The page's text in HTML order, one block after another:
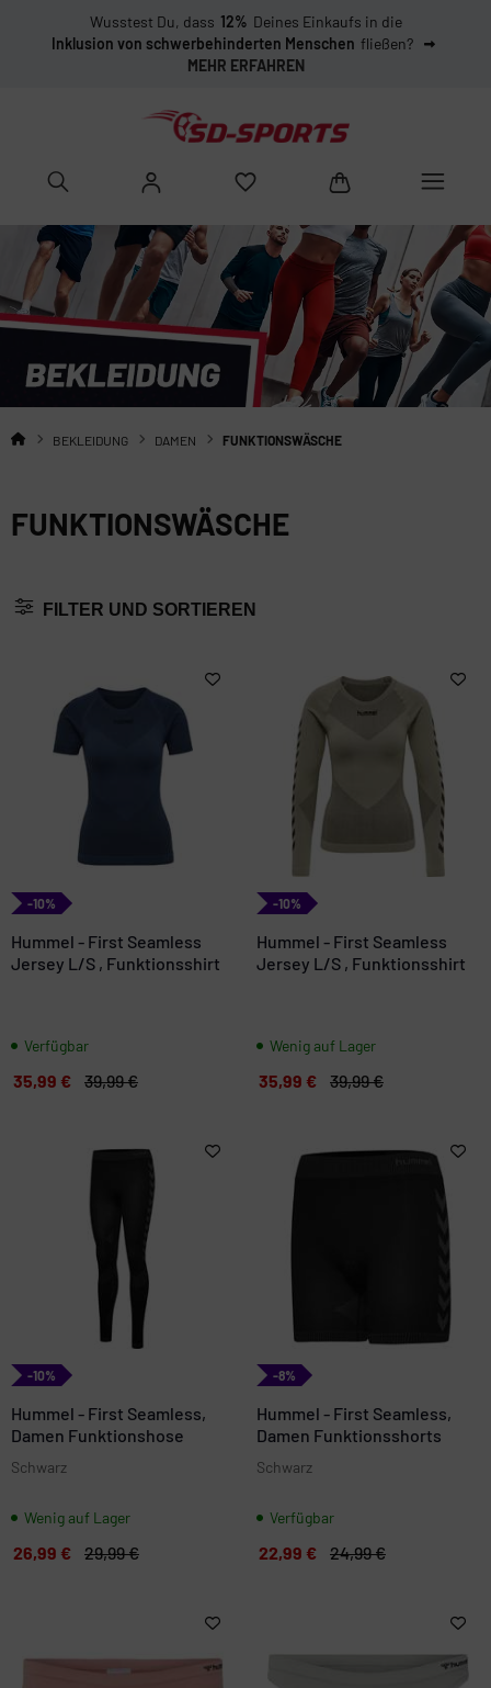
Wusstest Du, dass 12% Deines Einkaufs in die
Inklusion von schwerbehinderten Menschen fließen?
MEHR ERFAHREN
BEKLEIDUNG DAMEN FUNKTIONSWÄSCHE
FUNKTIONSWÄSCHE
FILTER UND SORTIEREN
-10%
Hummel - First Seamless
Jersey L/S , Funktionsshirt
Verfügbar
35,99 € 39,99 €
-10%
Hummel - First Seamless
Jersey L/S , Funktionsshirt
Wenig auf Lager
35,99 € 39,99 €
-10%
Hummel - First Seamless,
Damen Funktionshose
Schwarz
Wenig auf Lager
26,99 € 29,99 €
-8%
Hummel - First Seamless,
Damen Funktionsshorts
Schwarz
Verfügbar
22,99 € 24,99 €